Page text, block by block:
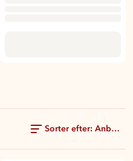
Sorter efter: